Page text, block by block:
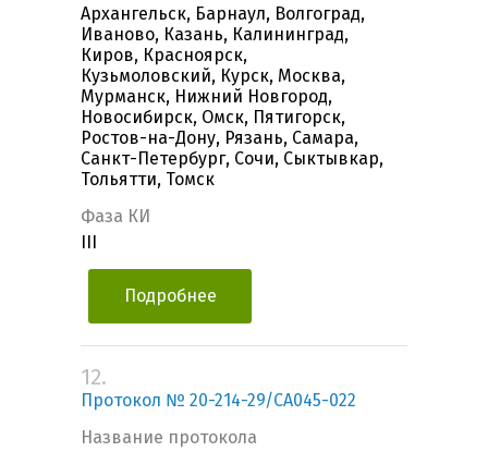
Архангельск, Барнаул, Волгоград,
Иваново, Казань, Калининград,
Киров, Красноярск,
Кузьмоловский, Курск, Москва,
Мурманск, Нижний Новгород,
Новосибирск, Омск, Пятигорск,
Ростов-на-Дону, Рязань, Самара,
Санкт-Петербург, Сочи, Сыктывкар,
Тольятти, Томск
Фаза КИ
Подробнее
12.
Протокол № 20-214-29/CA045-022
Название протокола